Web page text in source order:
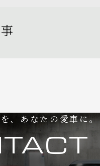
、あなたの愛車に。